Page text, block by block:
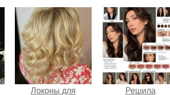
Локоны для Решила